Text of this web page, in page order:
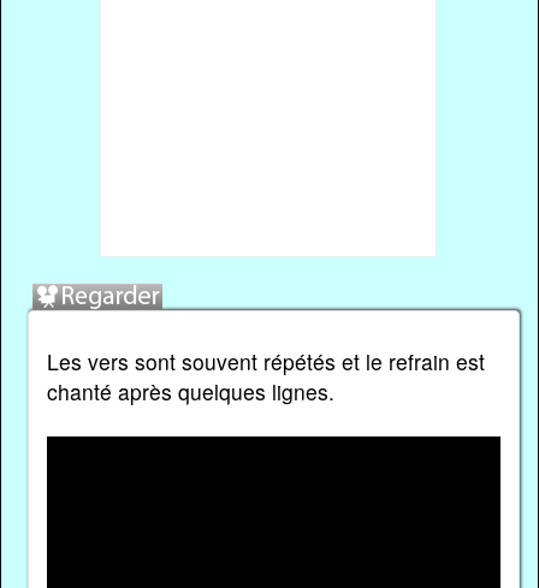
Les vers sont souvent répétés et le refrain est
chanté après quelques lignes.